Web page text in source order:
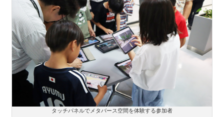
タッチパネルでメタバース空間を体験する参加者